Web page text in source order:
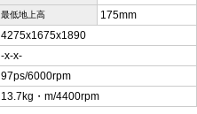
最低地上高 175mm
4275x1675x1890
-x-x-
97ps/6000rpm
13.7kg・m/4400rpm